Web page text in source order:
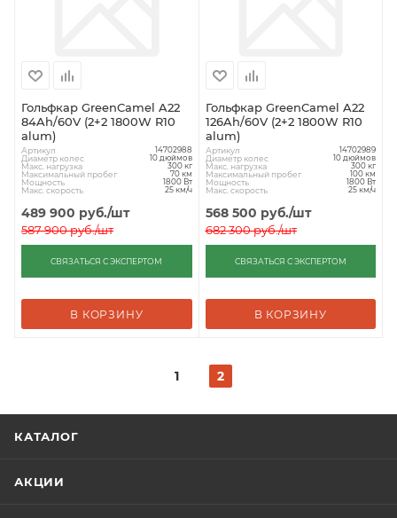
Гольфкар GreenCamel A22
84Ah/60V (2+2 1800W R10
alum)
Артикул 14702988
Диаметр колес 10 дюймов
Макс. нагрузка 300 кг
Максимальный пробег 70 км
Мощность 1800 Вт
Макс. скорость 25 км/ч
489 900 руб./шт
587 900руб./шт
СВЯЗАТЬСЯ С ЭКСПЕРТОМ
В КОРЗИНУ
Гольфкар GreenCamel A22
126Ah/60V (2+2 1800W R10
alum)
Артикул 14702989
Диаметр колес 10 дюймов
Макс. нагрузка 300 кг
Максимальный пробег 100 км
Мощность 1800 Вт
Макс. скорость 25 км/ч
568 500 руб./шт
682 300руб./шт
СВЯЗАТЬСЯ С ЭКСПЕРТОМ
В КОРЗИНУ
1 2
КАТАЛОГ
АКЦИИ